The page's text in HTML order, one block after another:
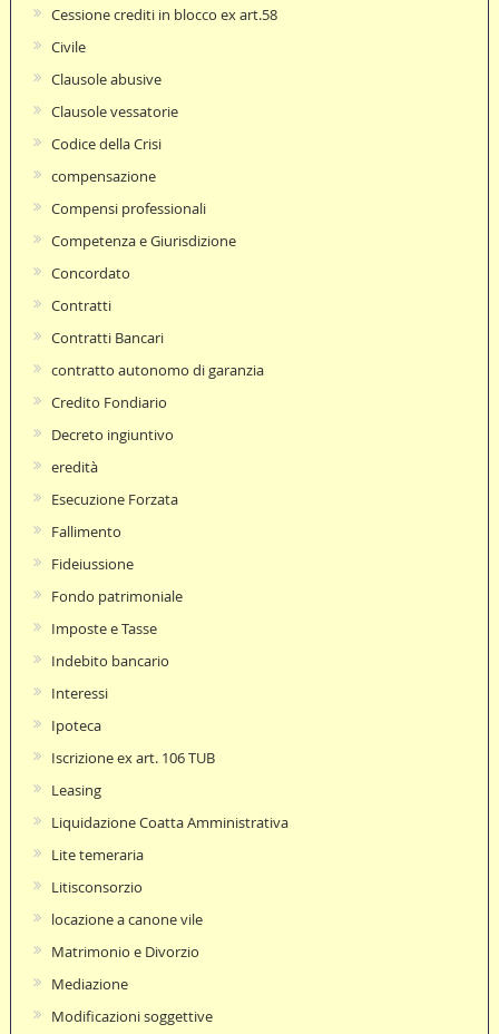
Cessione crediti in blocco ex art.58
Civile
Clausole abusive
Clausole vessatorie
Codice della Crisi
compensazione
Compensi professionali
Competenza e Giurisdizione
Concordato
Contratti
Contratti Bancari
contratto autonomo di garanzia
Credito Fondiario
Decreto ingiuntivo
eredità
Esecuzione Forzata
Fallimento
Fideiussione
Fondo patrimoniale
Imposte e Tasse
Indebito bancario
Interessi
Ipoteca
Iscrizione ex art. 106 TUB
Leasing
Liquidazione Coatta Amministrativa
Lite temeraria
Litisconsorzio
locazione a canone vile
Matrimonio e Divorzio
Mediazione
Modificazioni soggettive